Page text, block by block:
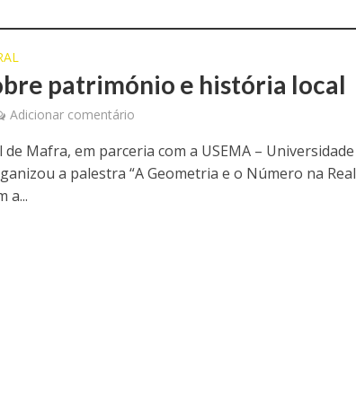
património e história local
Adicionar comentário
Mafra, em parceria com a USEMA – Universidade
a palestra “A Geometria e o Número na Real
a...